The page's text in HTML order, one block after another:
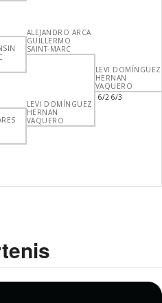
ALEJANDRO ARCA
GUILLERMO
SAINT-MARC
LEVI DOMÍNGUEZ
HERNAN
VAQUERO
LEVI DOMÍNGUEZ
HERNAN
VAQUERO
6/2 6/3